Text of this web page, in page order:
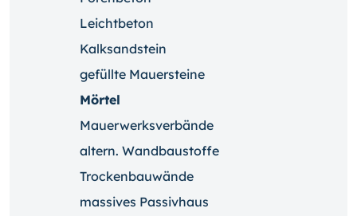
Leichtbeton
Kalksandstein
gefüllte Mauersteine
Mörtel
Mauerwerksverbände
altern. Wandbaustoffe
Trockenbauwände
massives Passivhaus